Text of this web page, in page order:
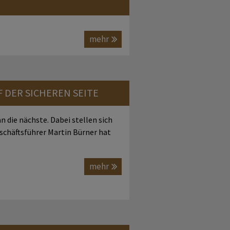
mehr
DER SICHEREN SEITE
die nächste. Dabei stellen sich
Martin Bürner hat
mehr